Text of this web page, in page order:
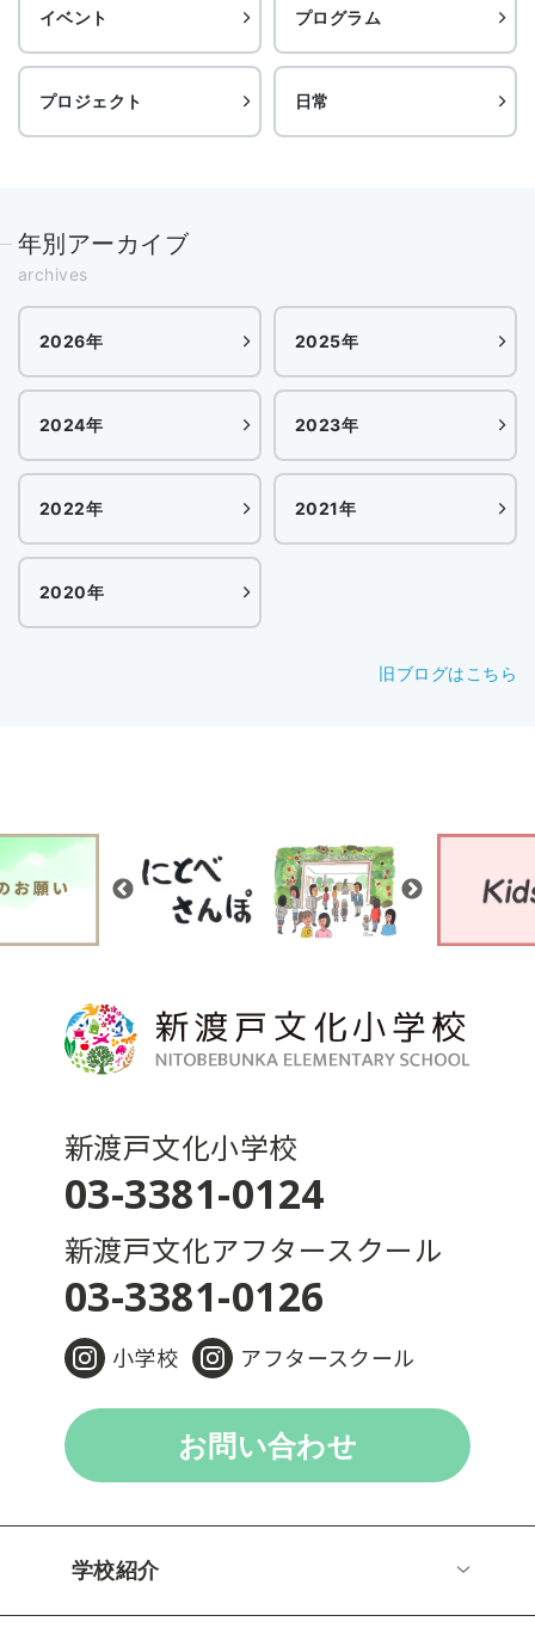
イベント プログラム
プロジェクト 日常
年別アーカイブ
archives
2026年 2025年
2024年 2023年
2022年 2021年
2020年
旧ブログはこちら
新渡戸文化小学校
03-3381-0124
新渡戸文化アフタースクール
03-3381-0126
小学校 アフタースクール
お問い合わせ
学校紹介